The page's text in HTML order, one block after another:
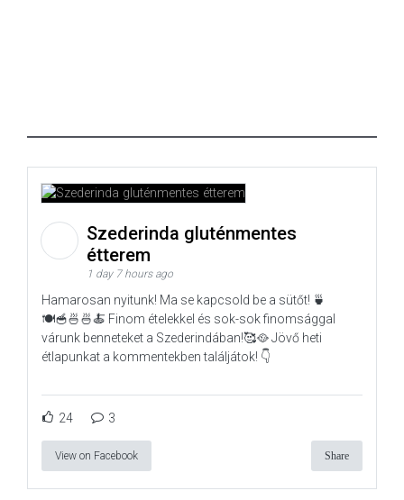
Szederinda gluténmentes
étterem
1 day 7 hours ago
Hamarosan nyitunk! Ma se kapcsold be a sütőt! 🍵
🍽️🥣🍜🍜🍝 Finom ételekkel és sok-sok finomsággal
várunk benneteket a Szederindában!🥰🥘 Jövő heti
étlapunkat a kommentekben találjátok! 👇
24 3
View on Facebook Share